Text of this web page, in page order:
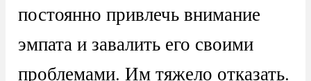
постоянно привлечь внимание
эмпата и завалить его своими
проблемами. Им тяжело отказать.